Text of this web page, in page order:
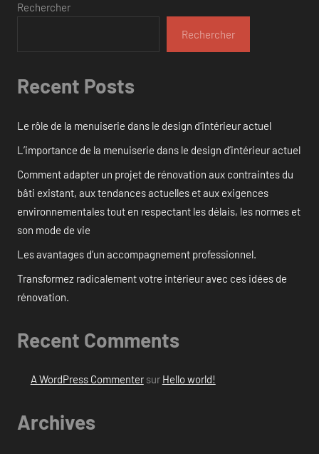
Rechercher
Rechercher
Recent Posts
Le rôle de la menuiserie dans le design d’intérieur actuel
L’importance de la menuiserie dans le design d’intérieur actuel
Comment adapter un projet de rénovation aux contraintes du
bâti existant, aux tendances actuelles et aux exigences
environnementales tout en respectant les délais, les normes et
son mode de vie
Les avantages d’un accompagnement professionnel.
Transformez radicalement votre intérieur avec ces idées de
rénovation.
Recent Comments
A WordPress Commentersur Hello world!
Archives